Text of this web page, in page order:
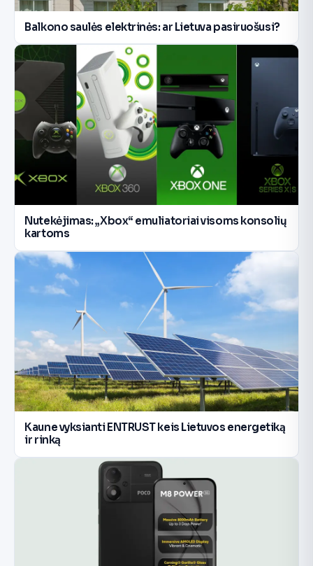
Balkono saulės elektrinės: ar Lietuva pasiruošusi?
Nutekėjimas: „Xbox“ emuliatoriai visoms konsolių
kartoms
Kaune vyksianti ENTRUST keis Lietuvos energetiką
ir rinką